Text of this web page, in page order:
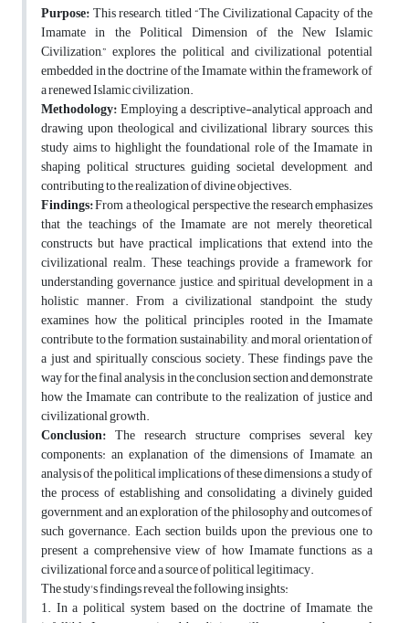
Purpose:This research, titled “The Civilizational Capacity of the
Imamate in the Political Dimension of the New Islamic
Civilization,” explores the political and civilizational potential
embedded in the doctrine of the Imamate within the framework of
a renewed Islamic civilization.
Methodology:Employing a descriptive-analytical approach and
drawing upon theological and civilizational library sources, this
study aims to highlight the foundational role of the Imamate in
shaping political structures, guiding societal development, and
contributing to the realization of divine objectives.
Findings:From a theological perspective, the research emphasizes
that the teachings of the Imamate are not merely theoretical
constructs but have practical implications that extend into the
civilizational realm. These teachings provide a framework for
understanding governance, justice, and spiritual development in a
holistic manner. From a civilizational standpoint, the study
examines how the political principles rooted in the Imamate
contribute to the formation, sustainability, and moral orientation of
a just and spiritually conscious society. These findings pave the
way for the final analysis in the conclusion section and demonstrate
how the Imamate can contribute to the realization of justice and
civilizational growth.
Conclusion: The research structure comprises several key
components: an explanation of the dimensions of Imamate, an
analysis of the political implications of these dimensions, a study of
the process of establishing and consolidating a divinely guided
government, and an exploration of the philosophy and outcomes of
such governance. Each section builds upon the previous one to
present a comprehensive view of how Imamate functions as a
civilizational force and a source of political legitimacy.
The study's findings reveal the following insights:
1. In a political system based on the doctrine of Imamate, the